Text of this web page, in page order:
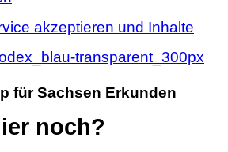
akzeptieren und Inhalte
für Sachsen Erkunden
noch?